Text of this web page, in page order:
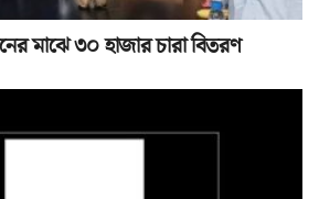
মাঝে ৩০ হাজার চারা বিতরণ